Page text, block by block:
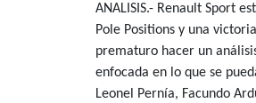
ANALISIS.- Renault Sport
Pole Positions y una
prematuro hacer un
enfocada en lo que se
Leonel Pernía, Facundo